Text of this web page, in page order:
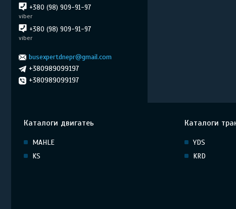
+380 (98) 909-91-97
viber
+380 (98) 909-91-97
viber
busexpertdnepr@gmail.com
+380989099197
+380989099197
Каталоги двигатеь
MAHLE
KS
Каталоги
YDS
KRD